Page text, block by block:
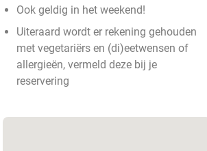
Ook geldig in het weekend!
Uiteraard wordt er rekening gehouden
met vegetariërs en (di)eetwensen of
allergieën, vermeld deze bij je
reservering